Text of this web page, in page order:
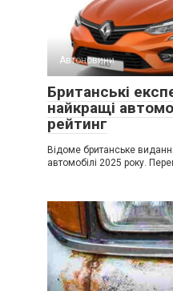
Автоновини
Британські
найкращі
рейтинг
Відоме британське
автомобілі 2025 року.